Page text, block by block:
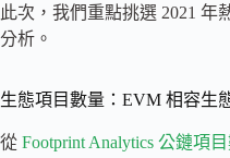
此次，我們重點挑選 2021 年
分析。
生態項目數量：EVM 相容生
從 Footprint Analytics 公鏈項